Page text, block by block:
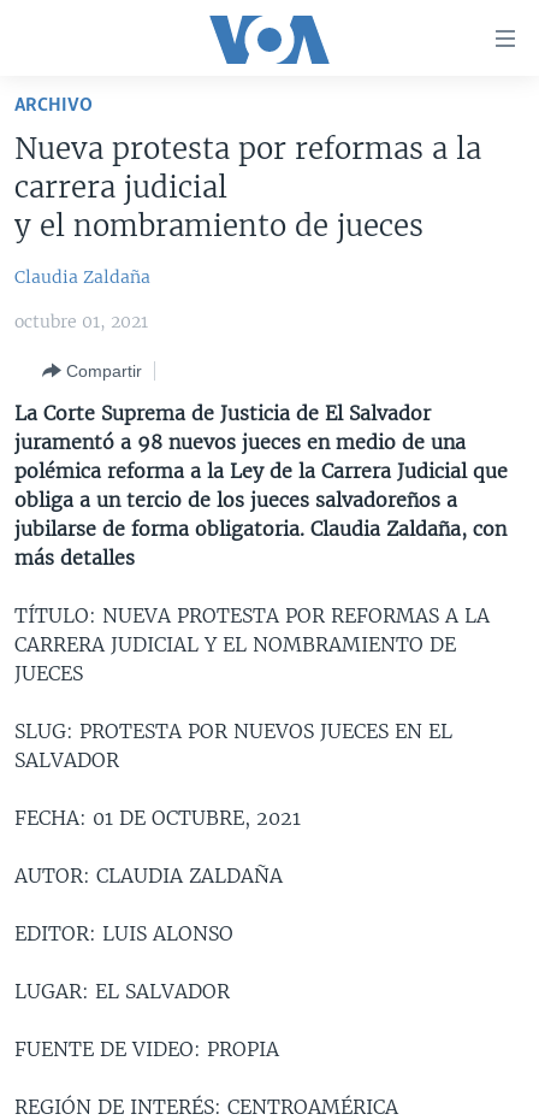
accesibilidad
contenido
principal
Salte
al
principal
búsqueda
MÉXICO
ELECCIONES EEUU 2024
ELECCIONES EEUU
VOA VERIFICA
COLOMBIA
PERÚ
ECUADOR
VENEZUELA
COSTA RICA
EL SALVADOR
GUATEMALA
HONDURAS
NICARAGUA
OTRAS SECCIONES
INMIGRACIÓN
LIBERTAD DE PRENSA
MUNDO
ECONOMÍA
TECNOLOGÍA
CIENCIA Y SALUD
ESPECIALES DE LA VOA
LIBERTAD DE PRENSA
UCRANIA
MULTIMEDIA
FOTOGRAFÍA
PROGRAMAS TV
EL MUNDO AL DÍA
VISIÓN 360
PANORAMA
RADIO
AUDIONOTICIAS
ESTADOS UNIDOS AL DÍA
NOTA ECONÓMICA
DOCUMENTALES DE LA VOA
ARCHIVO
Nueva protesta por reformas a la
carrera judicial
y el nombramiento de jueces
Claudia Zaldaña
octubre 01, 2021
Compartir
La Corte Suprema de Justicia de El Salvador
juramentó a 98 nuevos jueces en medio de una
polémica reforma a la Ley de la Carrera Judicial que
obliga a un tercio de los jueces salvadoreños a
jubilarse de forma obligatoria. Claudia Zaldaña, con
más detalles
TÍTULO: NUEVA PROTESTA POR REFORMAS A LA
CARRERA JUDICIAL Y EL NOMBRAMIENTO DE
JUECES
SLUG: PROTESTA POR NUEVOS JUECES EN EL
SALVADOR
FECHA: 01 DE OCTUBRE, 2021
AUTOR: CLAUDIA ZALDAÑA
EDITOR: LUIS ALONSO
LUGAR: EL SALVADOR
FUENTE DE VIDEO: PROPIA
REGIÓN DE INTERÉS: CENTROAMÉRICA